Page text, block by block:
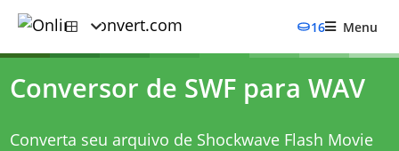
16 Menu
Conversor de SWF para WAV
Converta seu arquivo de Shockwave Flash Movie